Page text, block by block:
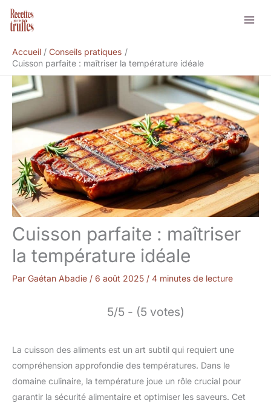
Aller
Accueil
Conseils pratiques
Cuisson parfaite : maîtriser la température idéale
Cuisson parfaite : maîtriser
la température idéale
Par Gaétan Abadie / 6 août 2025 / 4 minutes de lecture
5/5 - (5 votes)
La cuisson des aliments est un art subtil qui requiert une
compréhension approfondie des températures. Dans le
domaine culinaire, la température joue un rôle crucial pour
garantir la sécurité alimentaire et optimiser les saveurs. Cet
Rechercher